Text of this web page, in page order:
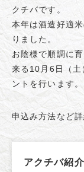
クチバです。
本年は酒造好適
りました。
お陰様で順調に
来る10月6日（土
ントを行います。
申込み方法など
アクチバ紹